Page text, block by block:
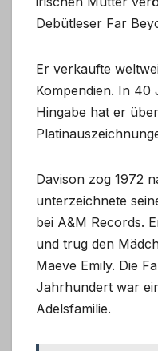
Debütleser Far
Er verkaufte
Kompendien. In 40
Hingabe hat er
Davison zog 1972
unterzeichnete
bei A&M Records.
und trug den
Maeve Emily. Die
Jahrhundert war
Adelsfamilie.